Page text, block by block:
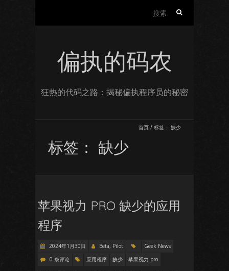
偏执的码农
狂热的代码之路：揭秘偏执程序员的秘密
首页 / 标签： 缺少
标签： 缺少
苹果视力 PRO 缺少的应用
程序
2024年1月30日 Beta, Pilot
Geek News
0 条评论
应用程序 缺少 苹果视力-pro